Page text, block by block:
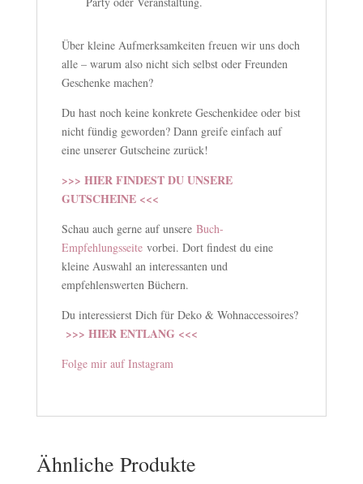
Über kleine Aufmerksamkeiten freuen wir uns doch
alle – warum also nicht sich selbst oder Freunden
Geschenke machen?
Du hast noch keine konkrete Geschenkidee oder bist
nicht fündig geworden? Dann greife einfach auf
eine unserer Gutscheine zurück!
>>> HIER FINDEST DU UNSERE
GUTSCHEINE <<<
Schau auch gerne auf unsere Buch-
Empfehlungsseitevorbei. Dort findest du eine
kleine Auswahl an interessanten und
empfehlenswerten Büchern.
Du interessierst Dich für Deko & Wohnaccessoires?
>>> HIER ENTLANG <<<
Folge mir auf Instagram
Ähnliche Produkte